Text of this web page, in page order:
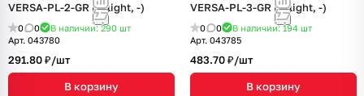
VERSA-PL-2-GR (Arlight, -)
0 0 В наличии: 290 шт
Арт. 043780
291.80 ₽/шт
В корзину
VERSA-PL-3-GR (Arlight, -)
0 0 В наличии: 194 шт
Арт. 043785
483.70 ₽/шт
В корзину